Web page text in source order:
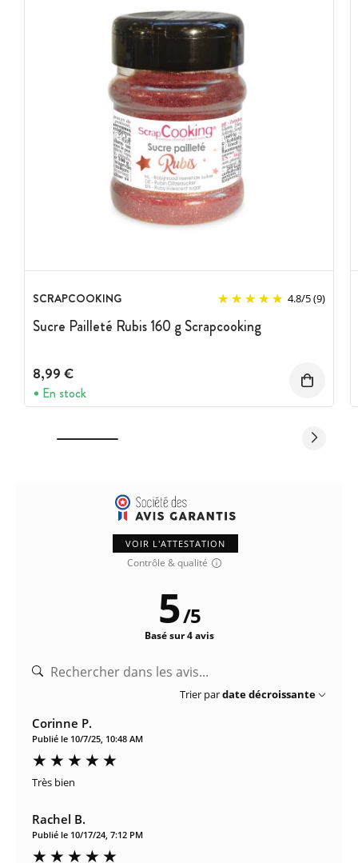
SCRAPCOOKING 4.8/5(9)
Sucre Pailleté Rubis 160 g Scrapcooking
8,99 €
En stock
VOIR L'ATTESTATION
Contrôle & qualité
5/5
Basé sur 4 avis
Trier pardate décroissante
Corinne P.
Publié le 10/7/25, 10:48 AM
Très bien
Rachel B.
Publié le 10/17/24, 7:12 PM